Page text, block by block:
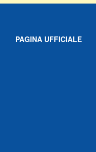
PAGINA UFFICIALE